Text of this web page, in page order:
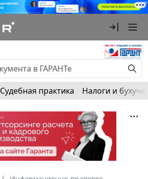
Судебная практика Налоги и